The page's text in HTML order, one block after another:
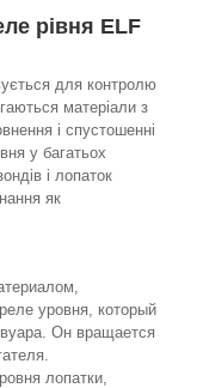
рівня ELF
для контролю
матеріали з
і спустошенні
у багатьох
і лопаток
як
уровня, который
Он вращается
лопатки,